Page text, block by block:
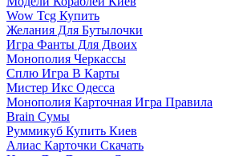
Wow Tcg Купить
Желания Для Бутылочки
Игра Фанты Для Двоих
Монополия Черкассы
Сплю Игра В Карты
Мистер Икс Одесса
Монополия Карточная Игра Правила
Brain Сумы
Руммикуб Купить Киев
Алиас Карточки Скачать